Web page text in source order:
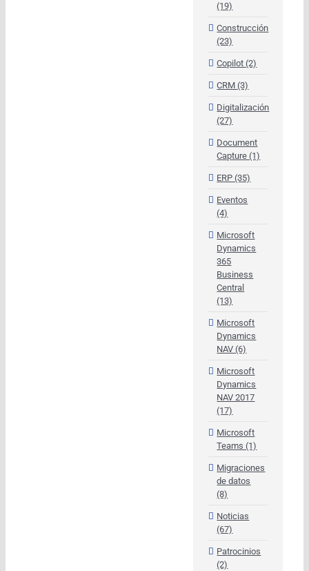
(19)
Construcción
(23)
Copilot (2)
CRM (3)
Digitalización
(27)
Document
Capture (1)
ERP (35)
Eventos
(4)
Microsoft
Dynamics
365
Business
Central
(13)
Microsoft
Dynamics
NAV (6)
Microsoft
Dynamics
NAV 2017
(17)
Microsoft
Teams (1)
Migraciones
de datos
(8)
Noticias
(67)
Patrocinios
(2)